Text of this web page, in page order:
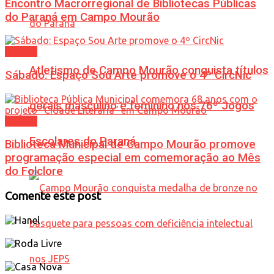
Atletismo de Campo Mourão conquista títulos
gerais masculino e feminino nos 76º Jogos
Escolares do Paraná
Encontro Macrorregional de Bibliotecas Públicas
do Paraná em Campo Mourão
Sábado: Espaço Sou Arte promove o 4º CircNic
Biblioteca Municipal de Campo Mourão promove
programação especial em comemoração ao Mês
do Folclore
Comente este post